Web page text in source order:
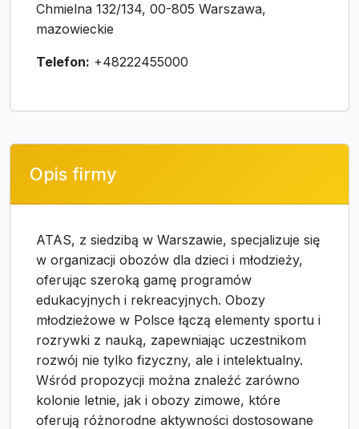
Chmielna 132/134, 00-805 Warszawa,
mazowieckie
Telefon: +48222455000
Opis firmy
ATAS, z siedzibą w Warszawie, specjalizuje się
w organizacji obozów dla dzieci i młodzieży,
oferując szeroką gamę programów
edukacyjnych i rekreacyjnych. Obozy
młodzieżowe w Polsce łączą elementy sportu i
rozrywki z nauką, zapewniając uczestnikom
rozwój nie tylko fizyczny, ale i intelektualny.
Wśród propozycji można znaleźć zarówno
kolonie letnie, jak i obozy zimowe, które
oferują różnorodne aktywności dostosowane